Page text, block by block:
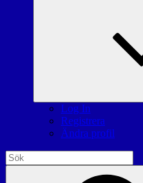
Log In
Registrera
Ändra profil
Sök
efter: